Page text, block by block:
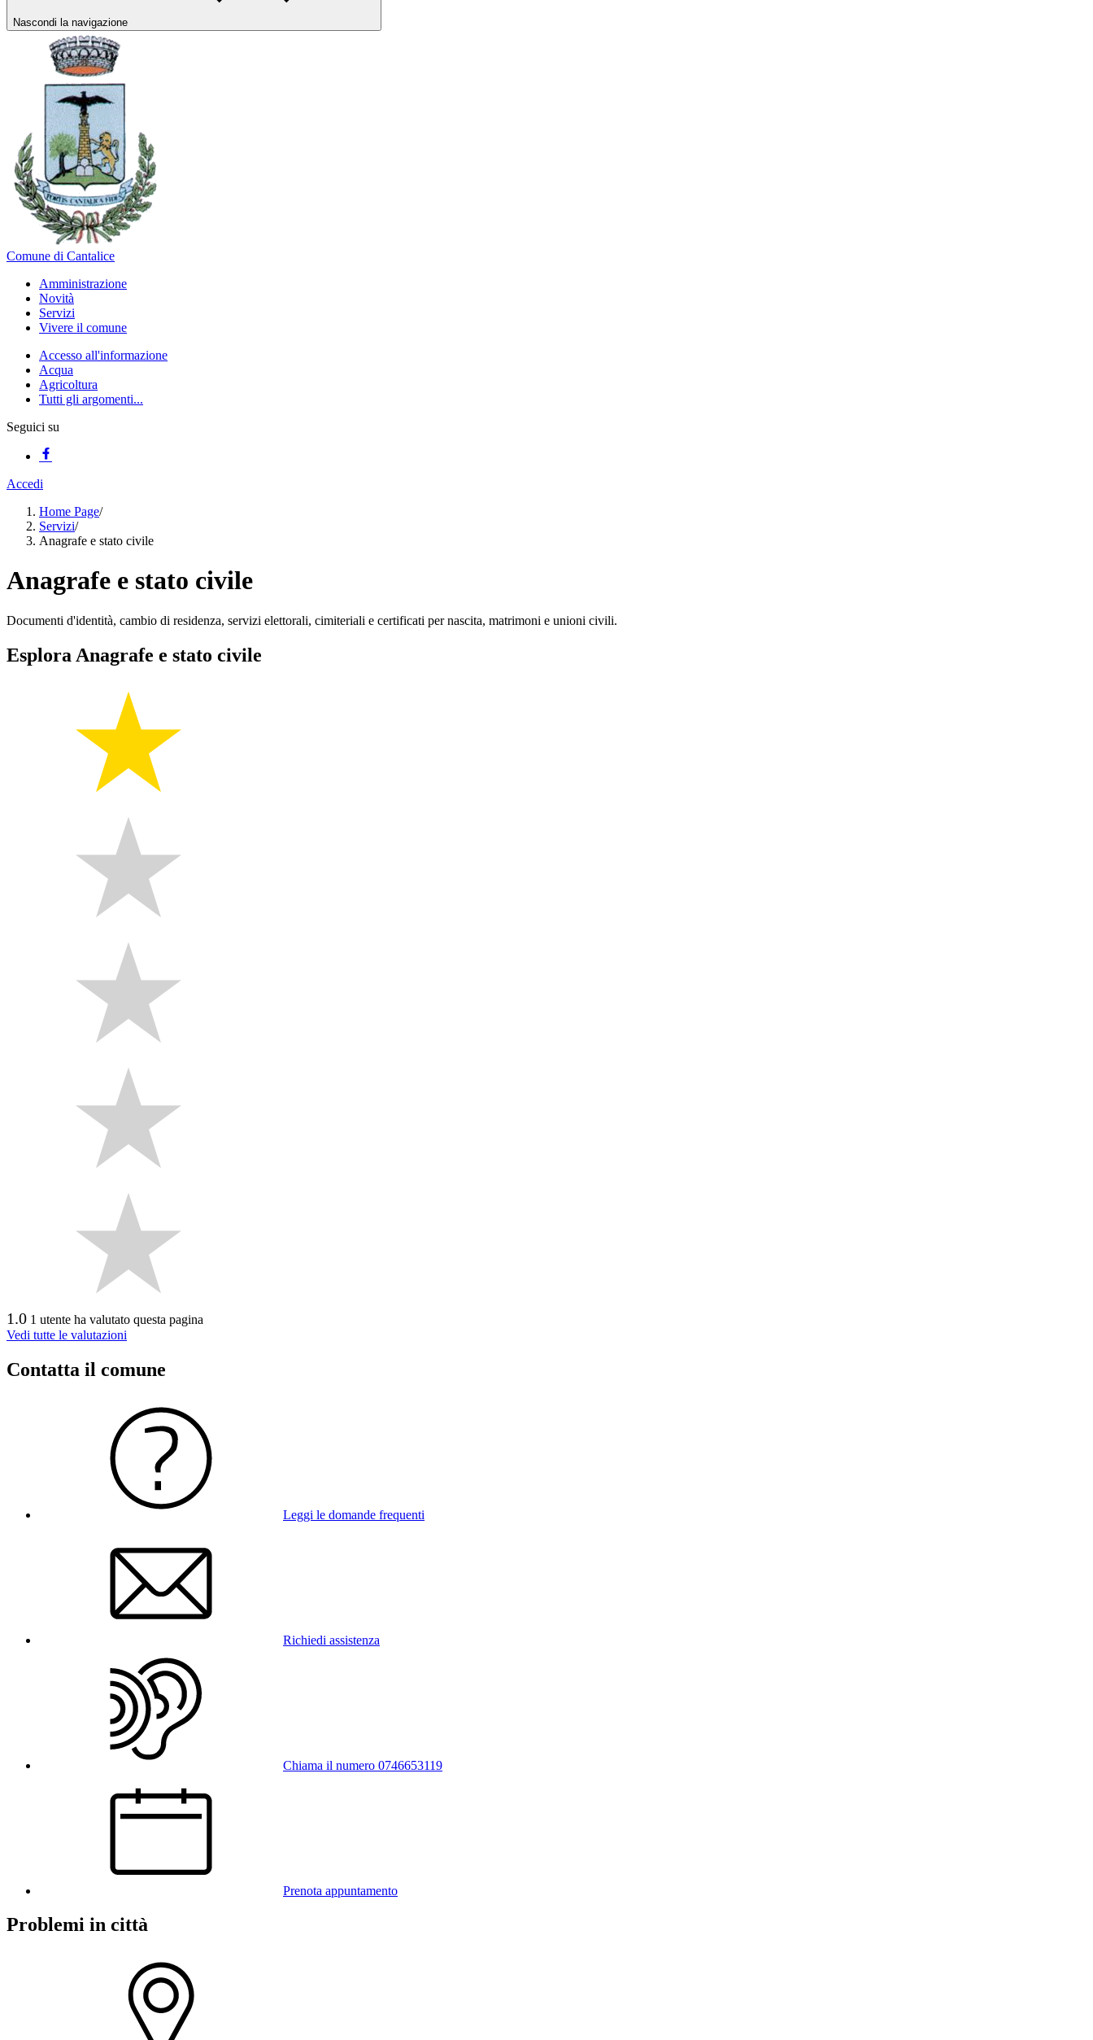
Nascondi la navigazione
Comune di Cantalice
Amministrazione
Novità
Servizi
Vivere il comune
Accesso all'informazione
Acqua
Agricoltura
Tutti gli argomenti...
Seguici su
Accedi
Home Page/
Servizi/
Anagrafe e stato civile
Anagrafe e stato civile
Documenti d'identità, cambio di residenza, servizi elettorali, cimiteriali e certificati per nascita, matrimoni e unioni civili.
Esplora Anagrafe e stato civile
1.0 1 utente ha valutato questa pagina
Vedi tutte le valutazioni
Contatta il comune
Leggi le domande frequenti
Richiedi assistenza
Chiama il numero 0746653119
Prenota appuntamento
Problemi in città